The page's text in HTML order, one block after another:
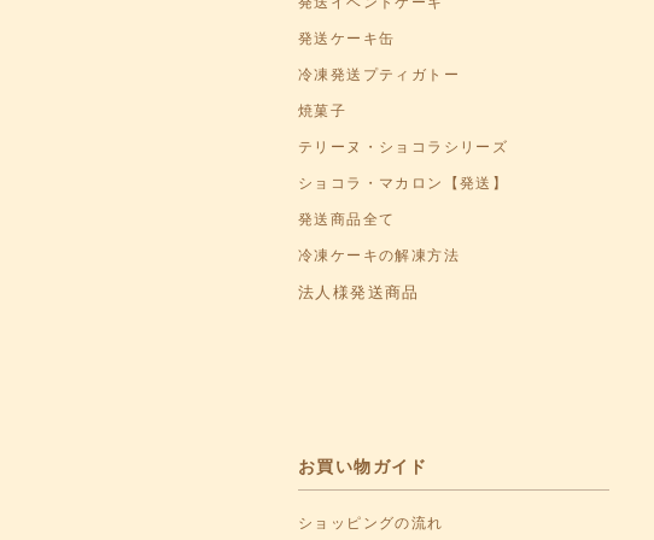
発送ケーキ缶
冷凍発送プティガトー
焼菓子
テリーヌ・ショコラシリーズ
ショコラ・マカロン【発送】
発送商品全て
冷凍ケーキの解凍方法
法人様発送商品
お買い物ガイド
ショッピングの流れ